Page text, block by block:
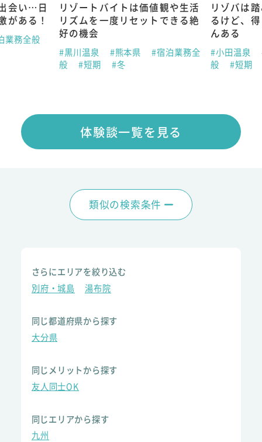
会い…日
がある！
業務全般
リゾートバイトは価値観や生活
リズムを一度リセットできる絶
好の機会
#黒川温泉 #熊本県
#宿泊業務全
般
#短期 #冬
リゾバは
るけど、
んある
#小田温泉
般
#短期
体験談一覧を見る
類似の検索条件
さらにエリアを絞り込む
別府・城島
湯布院
同じ都道府県から探す
大分県
同じメリットから探す
友人同士OK
同じエリアから探す
九州